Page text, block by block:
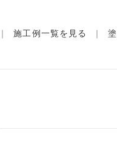
施工例一覧を見る